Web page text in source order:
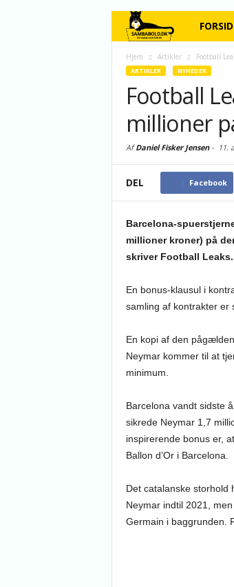
Hjem Artikler Football
ARTIKLER NYHEDER
Football
millioner
AfDaniel Fisker Jensen- 11.
DEL Facebook
Barcelona-
millioner kroner) på
skriver Football Leaks.
En bonus-klausul i
samling af kontrakter er
En kopi af den
Neymar kommer til at
minimum.
Barcelona vandt sidste
sikrede Neymar 1,7
inspirerende bonus er,
Ballon d’Or i Barcelona.
Det catalanske storhold
Neymar indtil 2021,
Germain i baggrunden.